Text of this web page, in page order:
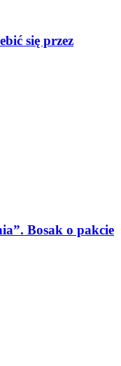
się przez
Bosak o pakcie